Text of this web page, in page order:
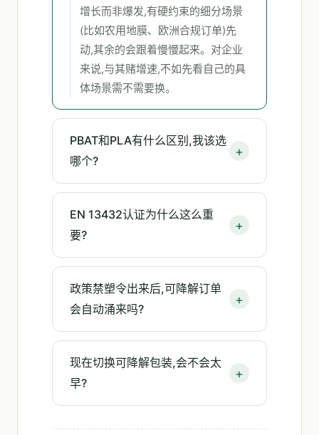
增长而非爆发,有硬约束的细分场景
(比如农用地膜、欧洲合规订单)先
动,其余的会跟着慢慢起来。对企业
来说,与其赌增速,不如先看自己的具
体场景需不需要换。
PBAT和PLA有什么区别,我该选
哪个?
EN 13432认证为什么这么重
要?
政策禁塑令出来后,可降解订单
会自动涌来吗?
现在切换可降解包装,会不会太
早?